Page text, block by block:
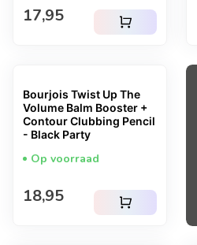
Normale prijs
17,95 shopping_cart
Bourjois Twist Up The
Volume Balm Booster +
Contour Clubbing Pencil
- Black Party
Op voorraad
Normale prijs
18,95 shopping_cart